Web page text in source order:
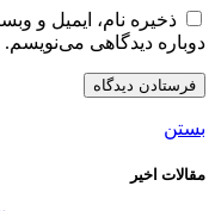
ذخیره نام، ایمیل و
دوباره دیدگاهی می‌نویسم.
بستن
مقالات اخیر